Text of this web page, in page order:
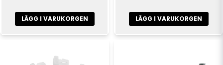
LÄGG I VARUKORGEN LÄGG I VARUKORGEN